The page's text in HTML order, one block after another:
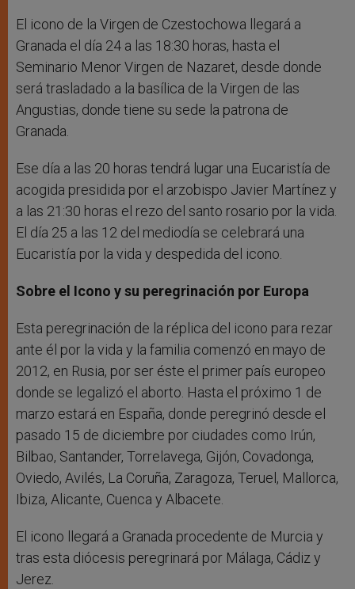
El icono de la Virgen de Czestochowa llegará a
Granada el día 24 a las 18:30 horas, hasta el
Seminario Menor Virgen de Nazaret, desde donde
será trasladado a la basílica de la Virgen de las
Angustias, donde tiene su sede la patrona de
Granada.
Ese día a las 20 horas tendrá lugar una Eucaristía de
acogida presidida por el arzobispo Javier Martínez y
a las 21:30 horas el rezo del santo rosario por la vida.
El día 25 a las 12 del mediodía se celebrará una
Eucaristía por la vida y despedida del icono.
Sobre el Icono y su peregrinación por Europa
Esta peregrinación de la réplica del icono para rezar
ante él por la vida y la familia comenzó en mayo de
2012, en Rusia, por ser éste el primer país europeo
donde se legalizó el aborto. Hasta el próximo 1 de
marzo estará en España, donde peregrinó desde el
pasado 15 de diciembre por ciudades como Irún,
Bilbao, Santander, Torrelavega, Gijón, Covadonga,
Oviedo, Avilés, La Coruña, Zaragoza, Teruel, Mallorca,
Ibiza, Alicante, Cuenca y Albacete.
El icono llegará a Granada procedente de Murcia y
tras esta diócesis peregrinará por Málaga, Cádiz y
Jerez.